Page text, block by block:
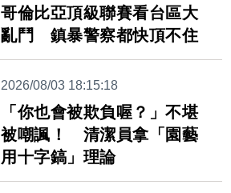
哥倫比亞頂級聯賽看台區大
亂鬥 鎮暴警察都快頂不住
2026/08/03 18:15:18
「你也會被欺負喔？」不堪
被嘲諷！ 清潔員拿「園藝
用十字鎬」理論